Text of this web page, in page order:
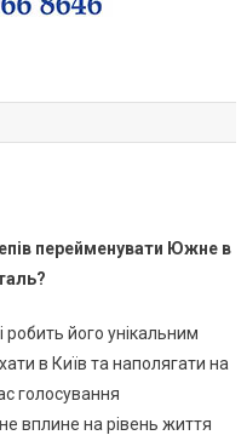
перейменувати Южне в
робить його унікальним
в Київ та наполягати на
голосування
вплине на рівень життя